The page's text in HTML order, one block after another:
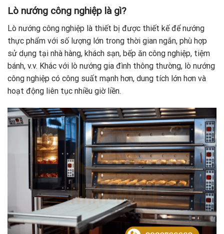
Lò nướng công nghiệp là gì?
Lò nướng công nghiệp là thiết bị được thiết kế để nướng
thực phẩm với số lượng lớn trong thời gian ngắn, phù hợp
sử dụng tại nhà hàng, khách sạn, bếp ăn công nghiệp, tiệm
bánh, v.v. Khác với lò nướng gia đình thông thường, lò nướng
công nghiệp có công suất mạnh hơn, dung tích lớn hơn và
hoạt động liên tục nhiều giờ liền.